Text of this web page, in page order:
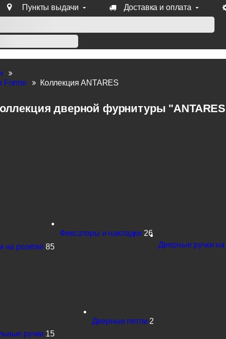
Пункты выдачи Доставка и оплата
продукции Venezia, Fratelli, Tupai, Extreza, Melodia, Forme
Forme
Коллекция ANTARES
дверной фурнитуры
на розетке 85
Фиксаторы и накладки 26
Дверные ручки на
ручки 15
Дверные петли 2